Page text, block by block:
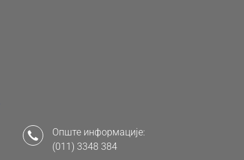
Опште информације:
(011) 3348 384